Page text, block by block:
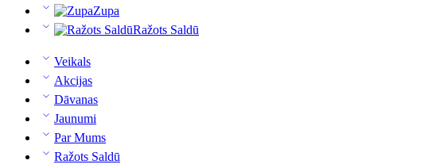
Zupa
Ražots Saldū
Veikals
Akcijas
Dāvanas
Jaunumi
Par Mums
Ražots Saldū